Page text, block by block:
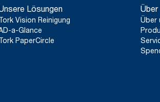
Lösungen
Vision Reinigung
a-Glance
PaperCircle
Über
Über